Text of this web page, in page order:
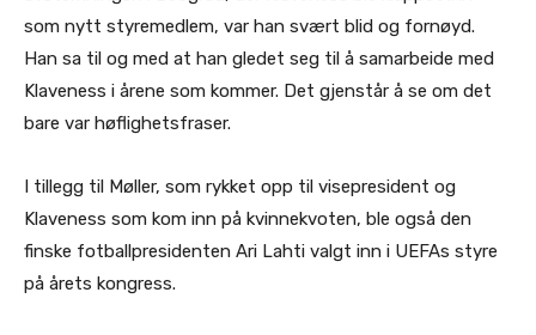
som nytt styremedlem, var han svært blid og fornøyd.
Han sa til og med at han gledet seg til å samarbeide med
Klaveness i årene som kommer. Det gjenstår å se om det
bare var høflighetsfraser.
I tillegg til Møller, som rykket opp til visepresident og
Klaveness som kom inn på kvinnekvoten, ble også den
finske fotballpresidenten Ari Lahti valgt inn i UEFAs styre
på årets kongress.